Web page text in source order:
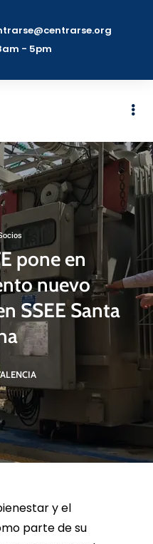
- 5pm
pone en
nuevo
SSEE Santa
y el
parte de su